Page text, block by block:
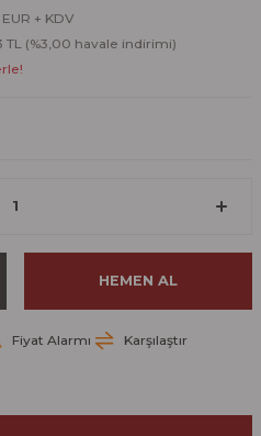
+ KDV
TL (%3,00 havale indirimi)
HEMEN AL
Fiyat Alarmı Karşılaştır